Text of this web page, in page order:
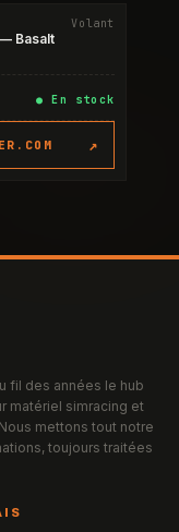
Volant
Basalt
●En stock
↗
fil des années le hub
matériel simracing et
mettons tout notre
toujours traitées